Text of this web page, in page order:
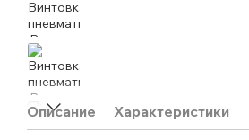
Описание Характеристики